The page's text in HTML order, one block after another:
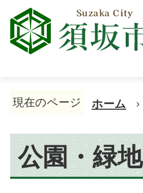
現在のページ ホーム
公園・緑地